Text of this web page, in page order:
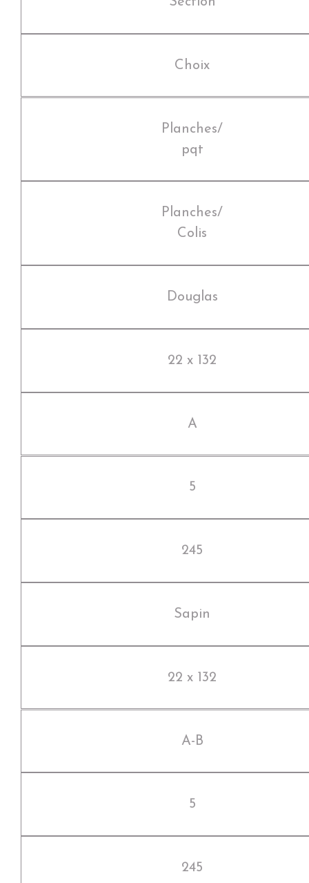
Choix
Planches/
pqt
Planches/
Colis
Douglas
22 x 132
A
5
245
Sapin
22 x 132
A-B
5
245